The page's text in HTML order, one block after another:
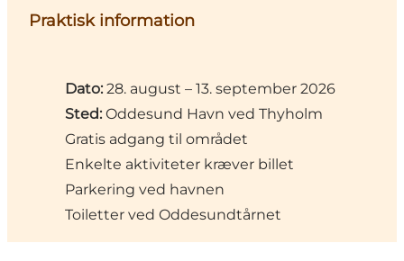
Praktisk information
Dato: 28. august – 13. september 2026
Sted: Oddesund Havn ved Thyholm
Gratis adgang til området
Enkelte aktiviteter kræver billet
Parkering ved havnen
Toiletter ved Oddesundtårnet